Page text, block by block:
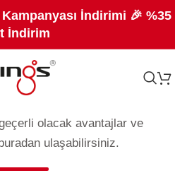
İndirimi 🎉 %35
İndirim
Kampanyası
olacak avantajlar ve
ulaşabilirsiniz.